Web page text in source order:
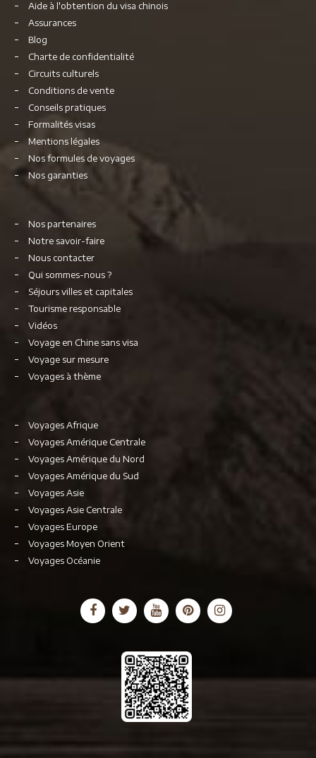
Aide à l'obtention du visa chinois
Assurances
Blog
Charte de confidentialité
Circuits culturels
Conditions de vente
Conseils pratiques
Formalités visas
Mentions légales
Nos formules de voyages
Nos garanties
Nos partenaires
Notre savoir-faire
Nous contacter
Qui sommes-nous ?
Séjours villes et capitales
Tourisme responsable
Vidéos
Voyage en Chine sans visa
Voyage sur mesure
Voyages à thème
Voyages Afrique
Voyages Amérique Centrale
Voyages Amérique du Nord
Voyages Amérique du Sud
Voyages Asie
Voyages Asie Centrale
Voyages Europe
Voyages Moyen Orient
Voyages Océanie